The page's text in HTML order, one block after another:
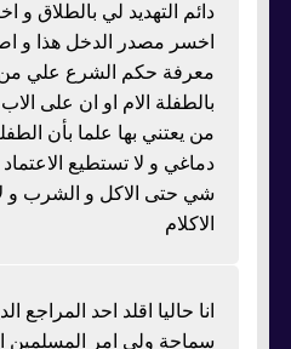
دائم التهديد لي بالطلاق و
اخسر مصدر الدخل هذا و
معرفة حكم الشرع علي من
بالطفلة الام او ان على
من يعتني بها علما بأن
دماغي و لا تستطيع
شي حتى الاكل و الشرب و
الاكلام
انا حاليا اقلد احد المراجع
سماحة ولي امر المسلمين